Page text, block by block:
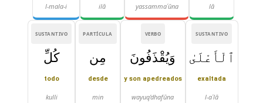
lā
yassammaʿūna
ilā
l-mala-i
SUSTANTIVO
ٱلْأَعْلَىٰ
exaltada
l-aʿlā
VERBO
وَيُقْذَفُونَ
y son apedreados
wayuq'dhafūna
PARTÍCULA
مِن
desde
min
SUSTANTIVO
كُلِّ
todo
kulli